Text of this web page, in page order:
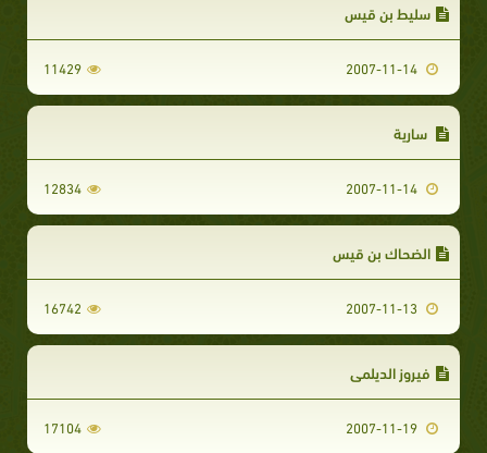
سليط بن قيس
11429
سارية
12834
الضحاك بن قيس
16742
فيروز الديلمي
17104